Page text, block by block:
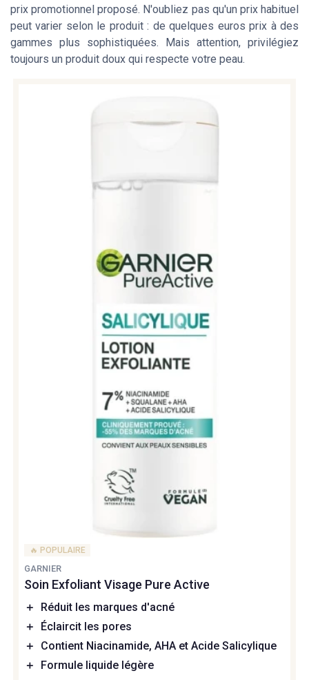
prix promotionnel proposé. N'oubliez pas qu'un prix habituel
peut varier selon le produit : de quelques euros prix à des
gammes plus sophistiquées. Mais attention, privilégiez
toujours un produit doux qui respecte votre peau.
🔥 POPULAIRE
GARNIER
Soin Exfoliant Visage Pure Active
＋
Réduit les marques d'acné
＋
Éclaircit les pores
＋
Contient Niacinamide, AHA et Acide Salicylique
＋
Formule liquide légère